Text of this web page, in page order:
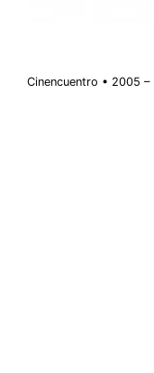
Cinencuentro • 2005